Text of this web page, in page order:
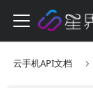
云手机API文档